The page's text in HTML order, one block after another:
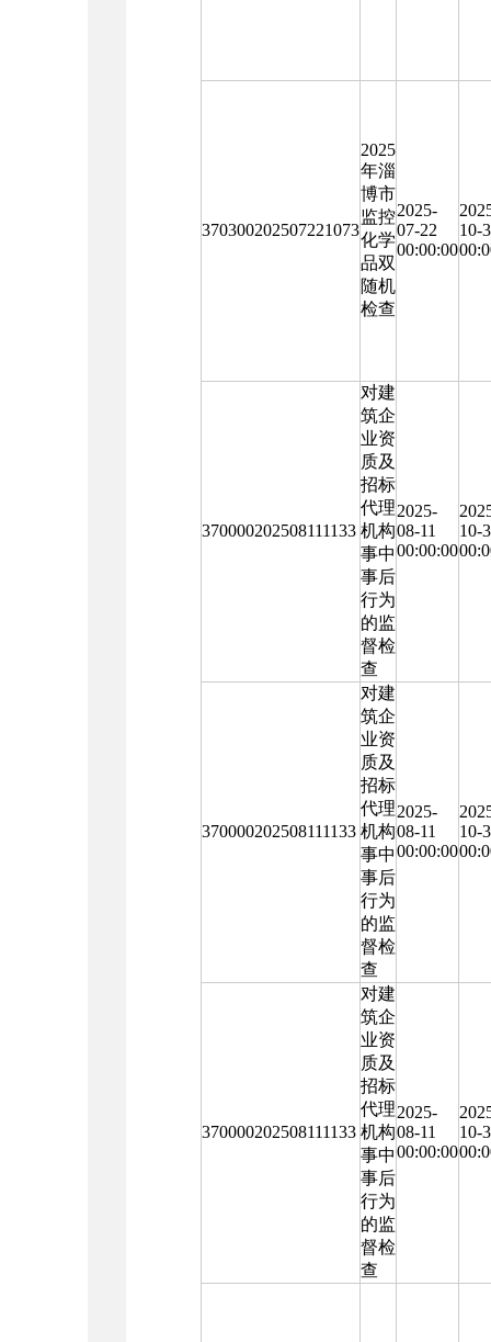
370300202507221073
2025
年淄
博市
监控
化学
品双
随机
检查
2025-
07-22
00:00:00
10-
370000202508111133
对建
筑企
业资
质及
招标
代理
机构
事中
事后
行为
的监
督检
查
2025-
08-11
00:00:00
10-
370000202508111133
对建
筑企
业资
质及
招标
代理
机构
事中
事后
行为
的监
督检
查
2025-
08-11
00:00:00
10-
370000202508111133
对建
筑企
业资
质及
招标
代理
机构
事中
事后
行为
的监
督检
查
2025-
08-11
00:00:00
10-